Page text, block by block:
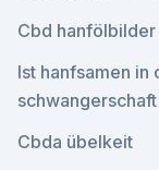
Cbd hanfölbilder
Ist hanfsamen
schwangerschaft
Cbda übelkeit